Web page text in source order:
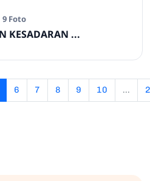
9 Foto
KESADARAN ...
6 7 8 9 10 ...